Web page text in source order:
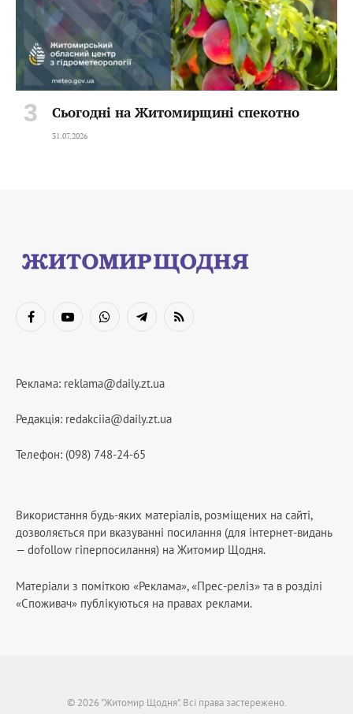
Сьогодні на Житомирщині спекотно
31.07.2026
FacebookYouTubeWhatsAppTelegramRSS
Реклама: reklama@daily.zt.ua
Редакція: redakciia@daily.zt.ua
Телефон: (098) 748-24-65
Використання будь-яких матеріалів, розміщених на сайті,
дозволяється при вказуванні посилання (для інтернет-видань
— dofollow гіперпосилання) на Житомир Щодня.
Матеріали з поміткою «Реклама», «Прес-реліз» та в розділі
«Споживач» публікуються на правах реклами.
© 2026 "Житомир Щодня". Всі права застережено.